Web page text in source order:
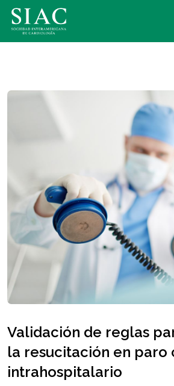
Validación de reglas
la resucitación en paro
intrahospitalario